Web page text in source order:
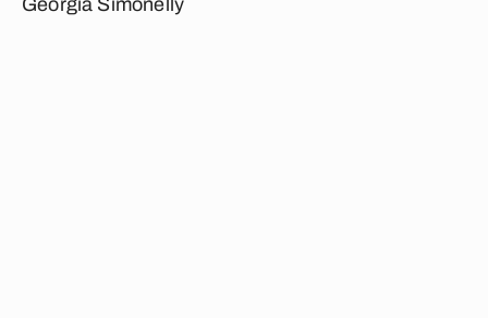
Georgia Simonelly